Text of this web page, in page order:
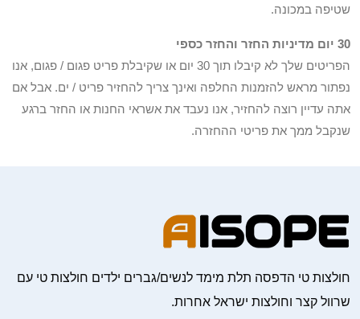
שטיפה במכונה.
30 יום מדיניות החזר והחזר כספי
הפריטים שלך לא קיבלו תוך 30 יום או שקיבלת פריט פגום / פגום, אנו
נפתור מראש להזמנות החלפה ואינך צריך להחזיר פריט / ים. אבל אם
אתה עדיין רוצה להחזיר, אנו נעבד את אשראי החנות או החזר ברגע
שנקבל ממך את פריטי ההחזרה.
חולצות טי הדפסה תלת מימד לנשים/גברים ילדים חולצות טי עם
שרוול קצר וחולצות ישראל אחרות.